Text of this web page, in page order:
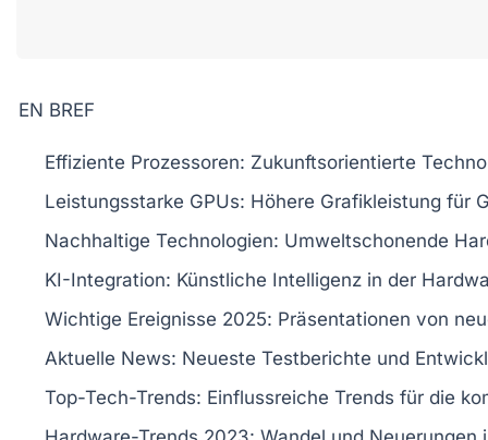
EN BREF
Effiziente Prozessoren: Zukunftsorientierte
Leistungsstarke GPUs: Höhere Grafikleistung für
Nachhaltige Technologien: Umweltschonende
KI-Integration: Künstliche Intelligenz in der
Wichtige Ereignisse 2025: Präsentationen von
Aktuelle News: Neueste Testberichte und
Top-Tech-Trends: Einflussreiche Trends für die